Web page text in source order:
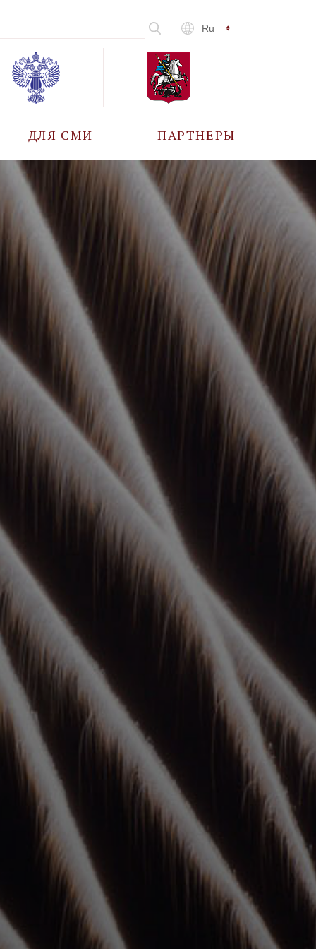
Ru
ДЛЯ СМИ
АККРЕДИТАЦИЯ
ПАРТНЕРЫ